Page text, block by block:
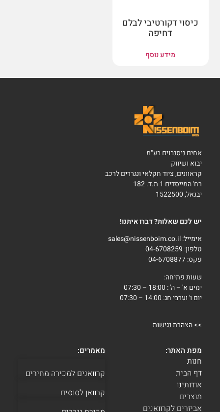
כיסוי דקורטיבי לבלם
דחיפה
מידע נוסף
אחים ניסנבוים בע"מ
יבוא ושיווק
קראוונים, ציוד חקלאי ונגררים לרכב
רח' המייסדים 1 ת.ד. 182
יבנאל, 1522500
יש לכם שאלות? דברו איתנו!
אימייל:sales@nissenboim.co.il
טלפון: 04-6708259
פקס: 04-6708877
שעות פתיחה:
ימים א' – ה' : 18:00 – 07:30
יום ו' וערבי חג: 14:00 – 07:30
>>הצהרת נגישות
מפת האתר:
חנות
דף הבית
אודותינו
מוצרים
אביזרים לקרוואנים
מאמרים:
קרוואנים למכירה מחירים
קרוואן לסוסים